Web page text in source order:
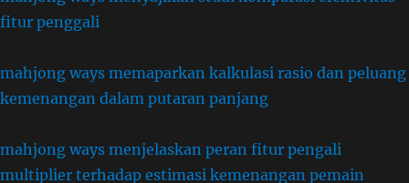
fitur penggali
mahjong ways memaparkan kalkulasi rasio dan peluang
kemenangan dalam putaran panjang
mahjong ways menjelaskan peran fitur pengali
multiplier terhadap estimasi kemenangan pemain